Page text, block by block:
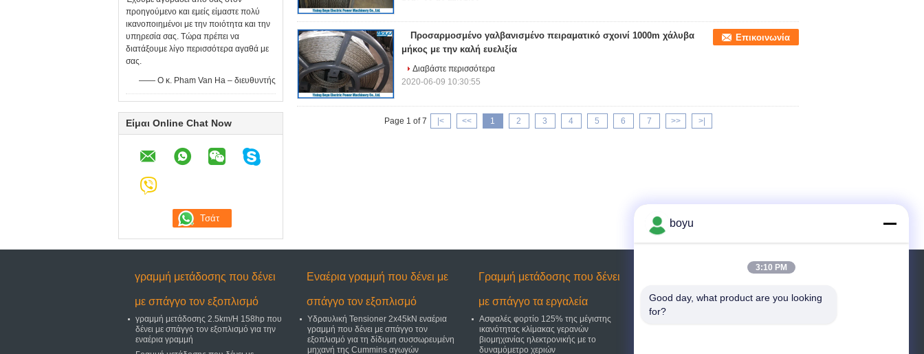
προηγούμενο και εμείς είμαστε πολύ
ικανοποιημένοι με την ποιότητα και την
υπηρεσία σας. Τώρα πρέπει να
διατάξουμε λίγο περισσότερα αγαθά με
σας.
—— Ο κ. Pham Van Ha – διευθυντής
Είμαι Online Chat Now
Προσαρμοσμένο γαλβανισμένο πειραματικό σχοινί 1000m χάλυβα
μήκος με την καλή ευελιξία
Επικοινωνία
Διαβάστε περισσότερα
2020-06-09 10:30:55
Page 1 of 7 |< << 1 2 3 4 5 6 7 >> >|
γραμμή μετάδοσης που δένει
με σπάγγο τον εξοπλισμό
γραμμή μετάδοσης 2.5km/H 158hp που
δένει με σπάγγο τον εξοπλισμό για την
εναέρια γραμμή
Εναέρια γραμμή που δένει με
σπάγγο τον εξοπλισμό
Υδραυλική Tensioner 2x45kN εναέρια
γραμμή που δένει με σπάγγο τον
εξοπλισμό για τη δίδυμη συσσωρευμένη
μηχανή της Cummins αγωγών
Γραμμή μετάδοσης που δένει
με σπάγγο τα εργαλεία
Ασφαλές φορτίο 125% της μέγιστης
ικανότητας κλίμακας γερανών
βιομηχανίας ηλεκτρονικής με το
δυναμόμετρο χεριών
Στείλετε
boyu
3:10 PM
Good day, what product are you looking
for?